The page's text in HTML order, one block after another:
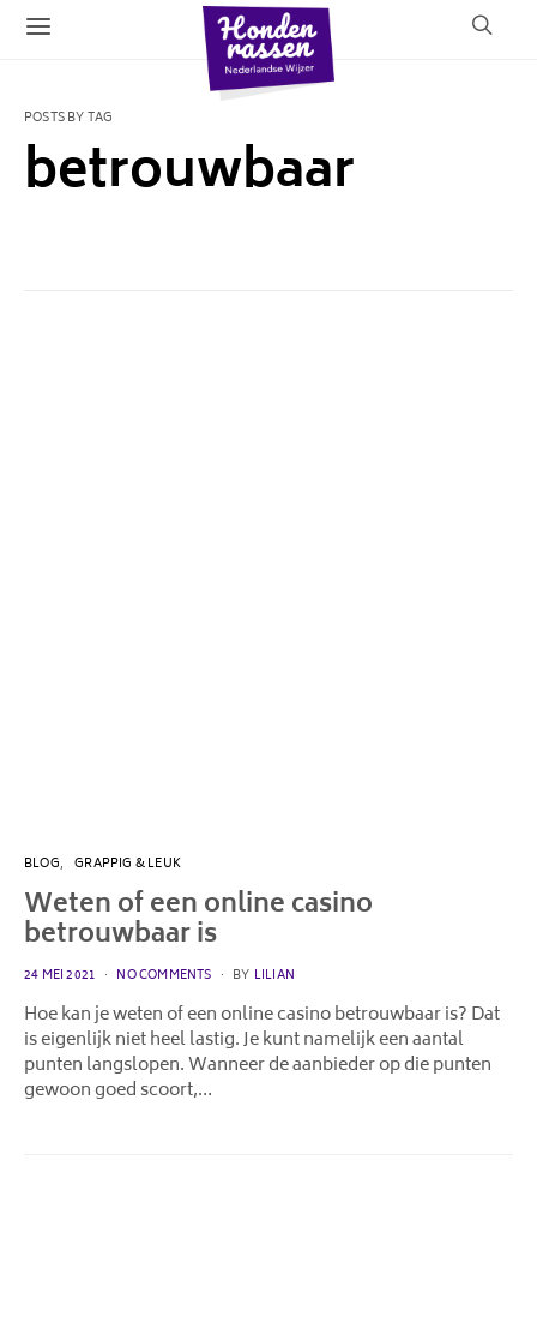
POSTS BY TAG
betrouwbaar
BLOG GRAPPIG & LEUK
Weten of een online casino
betrouwbaar is
POSTED
24 MEI 2021 NO COMMENTS BY LILIAN
Hoe kan je weten of een online casino betrouwbaar is? Dat
is eigenlijk niet heel lastig. Je kunt namelijk een aantal
punten langslopen. Wanneer de aanbieder op die punten
gewoon goed scoort,…